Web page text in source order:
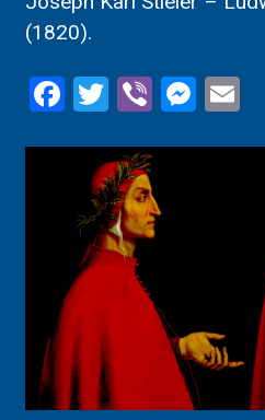
(1820).
Facebook
Twitter
Viber